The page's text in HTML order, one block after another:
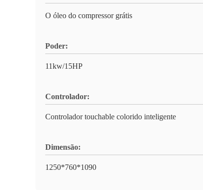
O óleo do compressor grátis
Poder:
11kw/15HP
Controlador:
Controlador touchable colorido inteligente
Dimensão:
1250*760*1090